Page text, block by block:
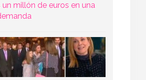
un millón de euros en una